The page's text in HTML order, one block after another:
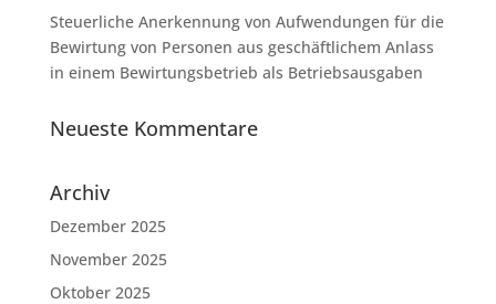
Steuerliche Anerkennung von Aufwendungen für die
Bewirtung von Personen aus geschäftlichem Anlass
in einem Bewirtungsbetrieb als Betriebsausgaben
Neueste Kommentare
Archiv
Dezember 2025
November 2025
Oktober 2025